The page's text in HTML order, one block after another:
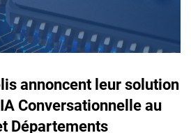
annoncent leur solution
Conversationnelle au
Départements